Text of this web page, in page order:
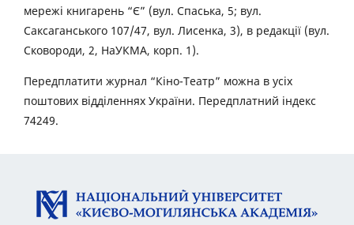
мережі книгарень “Є” (вул. Спаська, 5; вул.
Саксаганського 107/47, вул. Лисенка, 3), в редакції (вул.
Сковороди, 2, НаУКМА, корп. 1).
Передплатити журнал “Кіно-Театр” можна в усіх
поштових відділеннях України. Передплатний індекс
74249.